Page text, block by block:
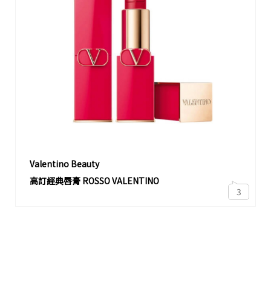
Valentino Beauty
高訂經典唇膏 ROSSO VALENTINO
3